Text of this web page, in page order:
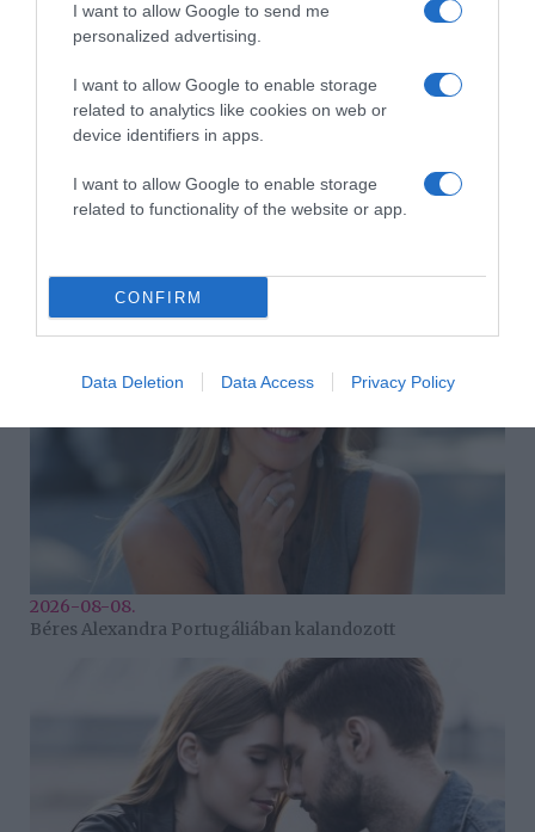
I want to allow Google to send me
personalized advertising.
I want to allow Google to enable storage
related to analytics like cookies on web or
device identifiers in apps.
I want to allow Google to enable storage
related to functionality of the website or app.
CONFIRM
Data Deletion Data Access Privacy Policy
2026-08-08.
Béres Alexandra Portugáliában kalandozott